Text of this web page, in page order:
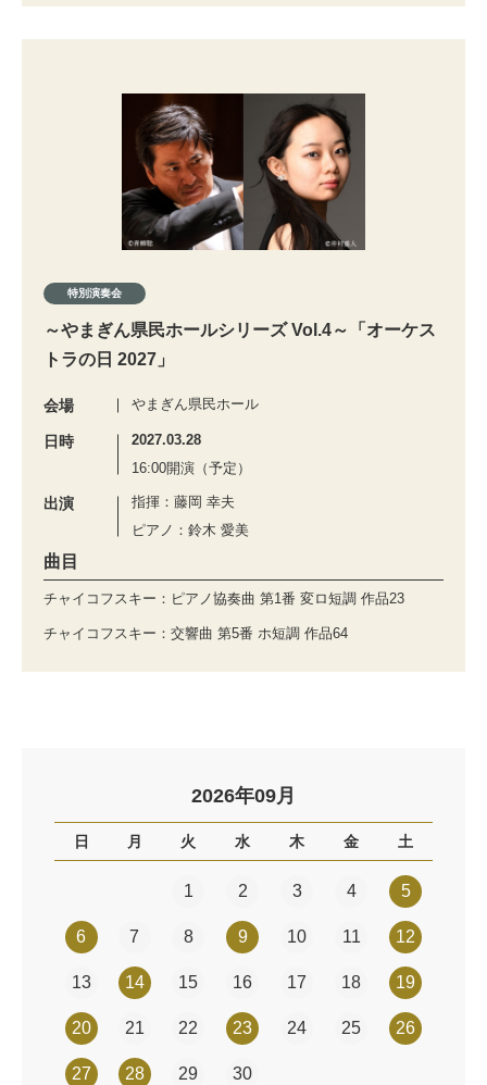
特別演奏会
～やまぎん県民ホールシリーズ Vol.4～「オーケス
トラの日 2027」
会場 やまぎん県民ホール
日時
2027.03.28
16:00開演（予定）
出演
指揮：藤岡 幸夫
ピアノ：鈴木 愛美
曲目
チャイコフスキー：ピアノ協奏曲 第1番 変ロ短調 作品23
チャイコフスキー：交響曲 第5番 ホ短調 作品64
2026年09月
日 月 火 水 木 金 土
1 2 3 4 5
6 7 8 9 10 11 12
13 14 15 16 17 18 19
20 21 22 23 24 25 26
27 28 29 30